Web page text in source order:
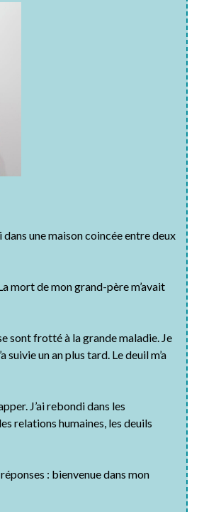
dans une maison coincée entre deux
mort de mon grand-père m’avait
sont frotté à la grande maladie. Je
un an plus tard. Le deuil m’a
J’ai rebondi dans les
relations humaines, les deuils
: bienvenue dans mon